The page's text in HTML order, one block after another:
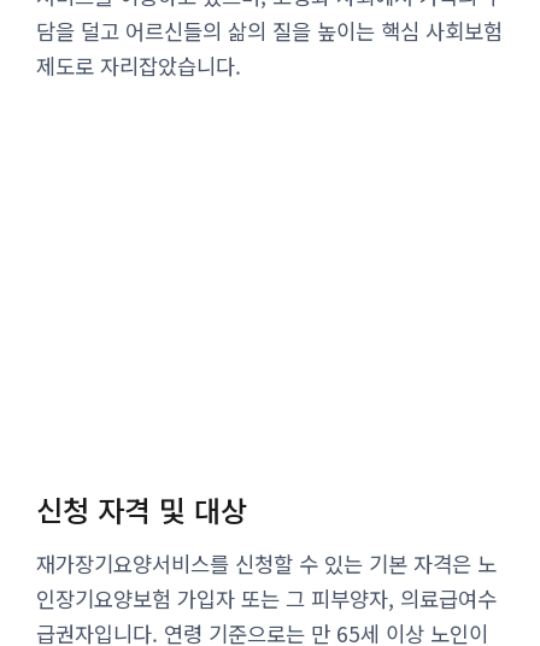
담을 덜고 어르신들의 삶의 질을 높이는 핵심 사회보험
제도로 자리잡았습니다.
신청 자격 및 대상
재가장기요양서비스를 신청할 수 있는 기본 자격은 노
인장기요양보험 가입자 또는 그 피부양자, 의료급여수
급권자입니다. 연령 기준으로는 만 65세 이상 노인이